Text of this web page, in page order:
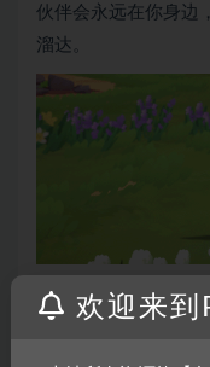
伙伴会永远在你身边
溜达。
结识村民
成为当地社区中受
欢迎来到